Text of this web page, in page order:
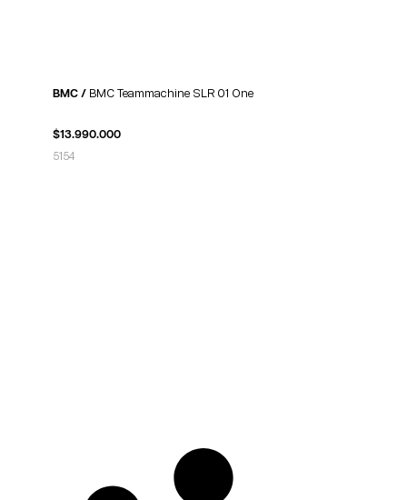
BMC / BMC Teammachine SLR 01 One
$13.990.000
51 54